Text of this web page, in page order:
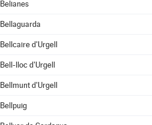
Belianes
Bellaguarda
Bellcaire d'Urgell
Bell-lloc d'Urgell
Bellmunt d'Urgell
Bellpuig